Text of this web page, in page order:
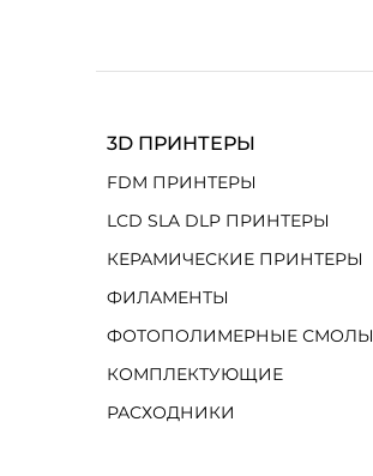
3D ПРИНТЕРЫ
FDM ПРИНТЕРЫ
LCD SLA DLP ПРИНТЕРЫ
КЕРАМИЧЕСКИЕ ПРИНТЕРЫ
ФИЛАМЕНТЫ
ФОТОПОЛИМЕРНЫЕ СМОЛЫ
КОМПЛЕКТУЮЩИЕ
РАСХОДНИКИ